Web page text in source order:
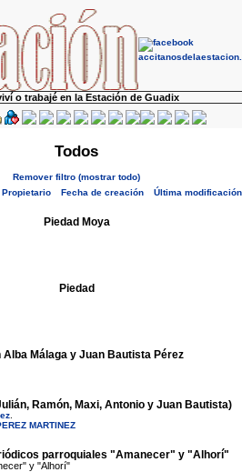
o trabajé en la Estación de Guadix
Todos
Remover filtro (mostrar todo)
Propietario Fecha de creación Última modificación
Piedad Moya
Piedad
Alba Málaga y Juan Bautista Pérez
Ramón, Maxi, Antonio y Juan Bautista)
.
MARTINEZ
parroquiales "Amanecer" y "Alhorí"
y "Alhorí"